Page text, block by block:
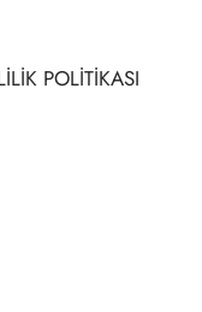
POLİTİKASI